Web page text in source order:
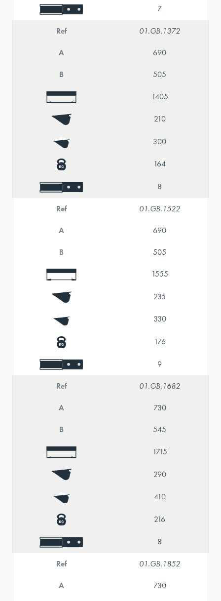
7
Ref 01.GB.1372
A 690
B 505
1405
210
300
164
8
Ref 01.GB.1522
A 690
B 505
1555
235
330
176
9
Ref 01.GB.1682
A 730
B 545
1715
290
410
216
8
Ref 01.GB.1852
A 730